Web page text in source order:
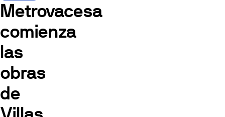
Metrovacesa
comienza
las
obras
de